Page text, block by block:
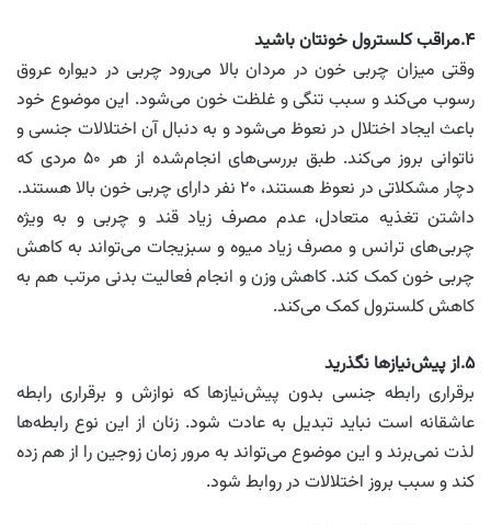
۴.مراقب کلسترول خونتان باشید
وقتی میزان چربی خون در مردان بالا می‌رود چربی در دیواره عروق
رسوب می‌کند و سبب تنگی و غلظت خون می‌شود. این موضوع خود
باعث ایجاد اختلال در نعوظ می‌شود و به دنبال آن اختلالات جنسی و
ناتوانی بروز می‌کند. طبق بررسی‌های انجام‌شده از هر ۵۰ مردی که
دچار مشکلاتی در نعوظ هستند، ۲۰ نفر دارای چربی خون بالا هستند.
داشتن تغذیه متعادل، عدم مصرف زیاد قند و چربی و به ویژه
چربی‌های ترانس و مصرف زیاد میوه و سبزیجات می‌تواند به کاهش
چربی خون کمک کند. کاهش وزن و انجام فعالیت بدنی مرتب هم به
کاهش کلسترول کمک می‌کند.
۵.از پیش‌نیازها نگذرید
برقراری رابطه جنسی بدون پیش‌نیازها که نوازش و برقراری رابطه
عاشقانه است نباید تبدیل به عادت شود. زنان از این نوع رابطه‌ها
لذت نمی‌برند و این موضوع می‌تواند به مرور زمان زوجین را از هم زده
کند و سبب بروز اختلالات در روابط شود.